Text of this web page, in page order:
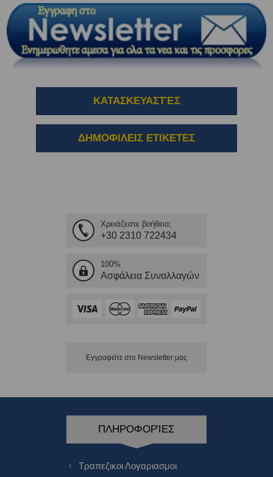
ΚΑΤΑΣΚΕΥΑΣΤΈΣ
ΔΗΜΟΦΙΛΕΙΣ ΕΤΙΚΕΤΕΣ
Χρειάζεστε βοήθεια;
+30 2310 722434
100%
Ασφάλεια Συναλλαγών
Εγγραφείτε στο Νewsletter μας
ΠΛΗΡΟΦΟΡΊΕΣ
Τραπεζικοι Λογαριασμοι